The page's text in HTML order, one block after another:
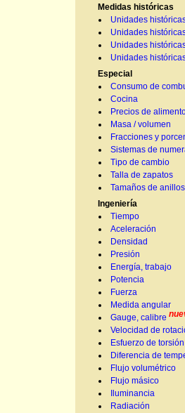
Medidas históricas
Unidades
Unidades
Unidades
Unidades
Especial
Consumo de
Cocina
Precios de
Masa / volumen
Fracciones y
Sistemas de
Tipo de cambio
Talla de zapatos
Tamaños de anillos
Ingeniería
Tiempo
Aceleración
Densidad
Presión
Energía, trabajo
Potencia
Fuerza
Medida angular
Gauge, calibre
Velocidad de
Esfuerzo de
Diferencia de
Flujo volumétrico
Flujo másico
Iluminancia
Radiación